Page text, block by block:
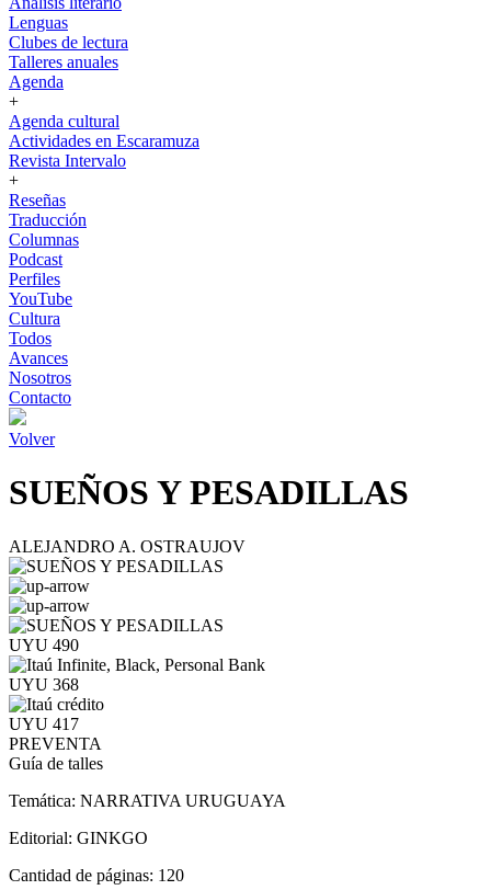
Lenguas
Clubes de lectura
Talleres anuales
Agenda
+
Agenda cultural
Actividades en Escaramuza
Revista Intervalo
+
Reseñas
Traducción
Columnas
Podcast
Perfiles
YouTube
Cultura
Todos
Avances
Nosotros
Contacto
Volver
SUEÑOS Y PESADILLAS
ALEJANDRO A. OSTRAUJOV
UYU 490
UYU 368
UYU 417
PREVENTA
Guía de talles
Temática: NARRATIVA URUGUAYA
Editorial: GINKGO
Cantidad de páginas: 120